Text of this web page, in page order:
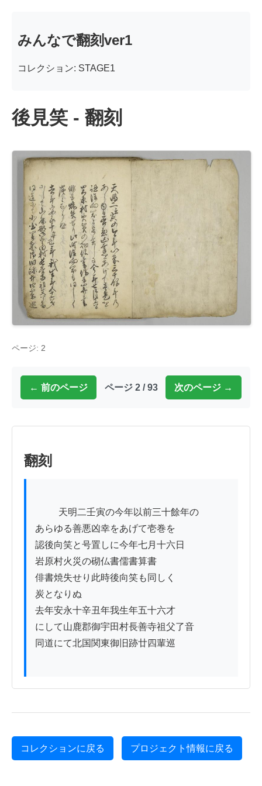
みんなで翻刻ver1
コレクション: STAGE1
後見笑 - 翻刻
ページ: 2
← 前のページ ページ 2 / 93 次のページ →
翻刻
あらゆる善悪凶幸をあげて壱巻を
認後向笑と号置しに今年七月十六日
岩原村火災の砌仏書儒書算書
俳書焼失せり此時後向笑も同しく
炭となりぬ
去年安永十辛丑年我生年五十六才
にして山鹿郡御宇田村長善寺祖父了音
同道にて北国関東御旧跡廿四輩巡
コレクションに戻る プロジェクト情報に戻る